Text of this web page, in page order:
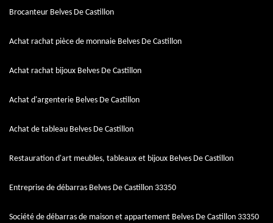
Brocanteur Belves De Castillon
Achat rachat pièce de monnaie Belves De Castillon
Achat rachat bijoux Belves De Castillon
Achat d'argenterie Belves De Castillon
Achat de tableau Belves De Castillon
Restauration d'art meubles, tableaux et bijoux Belves De Castillon
Entreprise de débarras Belves De Castillon 33350
Société de débarras de maison et appartement Belves De Castillon 33350